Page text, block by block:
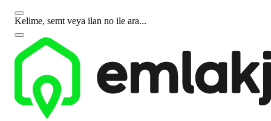
Kelime, semt veya ilan no ile ara...